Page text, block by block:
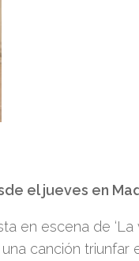
el jueves en
en escena de ‘La
canción triunfar